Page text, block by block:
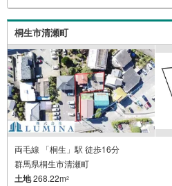
桐生市清瀬町
両毛線 「桐生」駅 徒歩16分
群馬県桐生市清瀬町
土地268.22m2